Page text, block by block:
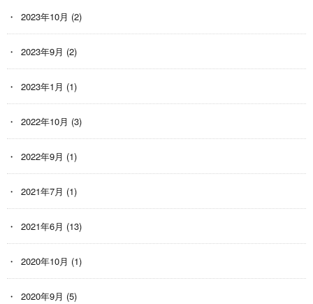
2023年10月 (2)
2023年9月 (2)
2023年1月 (1)
2022年10月 (3)
2022年9月 (1)
2021年7月 (1)
2021年6月 (13)
2020年10月 (1)
2020年9月 (5)